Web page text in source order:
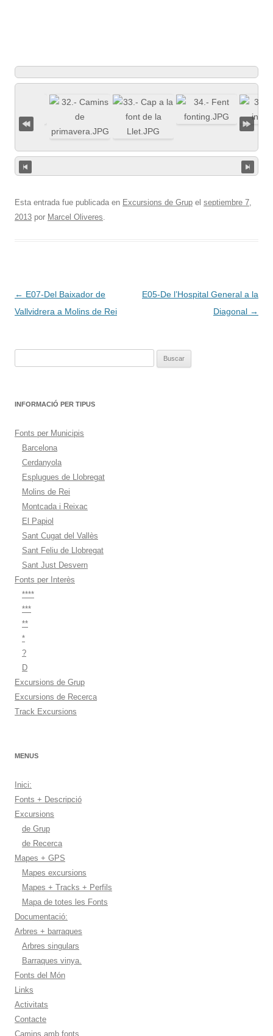
Esta entrada fue publicada en Excursions de Grup el septiembre 7,
2013 por Marcel Oliveres.
Navegación
de
← E07-Del Baixador de
Vallvidrera a Molins de Rei
E05-De l’Hospital General a la
Diagonal →
INFORMACIÓ PER TIPUS
Fonts per Municipis
Barcelona
Cerdanyola
Esplugues de Llobregat
Molins de Rei
Montcada i Reixac
El Papiol
Sant Cugat del Vallès
Sant Feliu de Llobregat
Sant Just Desvern
Fonts per Interès
****
***
**
*
?
D
Excursions de Grup
Excursions de Recerca
Track Excursions
MENUS
Inici:
Fonts + Descripció
Excursions
de Grup
de Recerca
Mapes + GPS
Mapes excursions
Mapes + Tracks + Perfils
Mapa de totes les Fonts
Documentació:
Arbres + barraques
Arbres singulars
Barraques vinya.
Fonts del Món
Links
Activitats
Contacte
Camins amb fonts